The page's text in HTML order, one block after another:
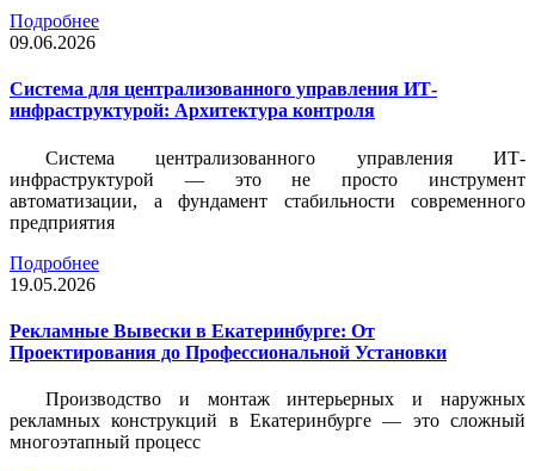
Подробнее
09.06.2026
Система для централизованного управления ИТ-
инфраструктурой: Архитектура контроля
Система централизованного управления ИТ-
инфраструктурой — это не просто инструмент
автоматизации, а фундамент стабильности современного
предприятия
Подробнее
19.05.2026
Рекламные Вывески в Екатеринбурге: От
Проектирования до Профессиональной Установки
Производство и монтаж интерьерных и наружных
рекламных конструкций в Екатеринбурге — это сложный
многоэтапный процесс